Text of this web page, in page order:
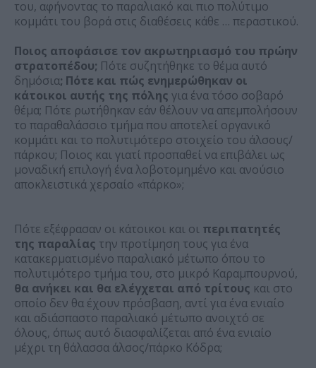
του, αφήνοντας το παραλιακό και πιο πολύτιμο
κομμάτι του βορά στις διαθέσεις κάθε … περαστικού.
Ποιος αποφάσισε τον ακρωτηριασμό του πρώην
στρατοπέδου; Πότε συζητήθηκε το θέμα αυτό
δημόσια; Πότε και πώς ενημερώθηκαν οι
κάτοικοι αυτής της πόλης για ένα τόσο σοβαρό
θέμα; Πότε ρωτήθηκαν εάν θέλουν να απεμπολήσουν
το παραθαλάσσιο τμήμα που αποτελεί οργανικό
κομμάτι και το πολυτιμότερο στοιχείο του άλσους/
πάρκου; Ποιος και γιατί προσπαθεί να επιβάλει ως
μοναδική επιλογή ένα λοβοτομημένο και ανούσιο
αποκλειστικά χερσαίο «πάρκο»;
Πότε εξέφρασαν οι κάτοικοι και οι περιπατητές
της παραλίας την προτίμηση τους για ένα
κατακερματισμένο παραλιακό μέτωπο όπου το
πολυτιμότερο τμήμα του, στο μικρό Καραμπουρνού,
θα ανήκει και θα ελέγχεται από τρίτους και στο
οποίο δεν θα έχουν πρόσβαση, αντί για ένα ενιαίο
και αδιάσπαστο παραλιακό μέτωπο ανοιχτό σε
όλους, όπως αυτό διασφαλίζεται από ένα ενιαίο
μέχρι τη θάλασσα άλσος/πάρκο Κόδρα;